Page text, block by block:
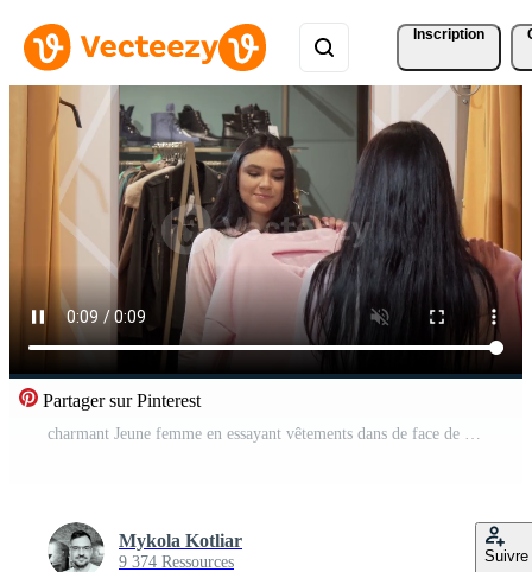
Inscription
Partager sur Pinterest
charmant Jeune femme en essayant vêtements dans de face de une miroir à Vêtements boutique Vidéo Gratuite
Mykola Kotliar
9 374 Ressources Suivre